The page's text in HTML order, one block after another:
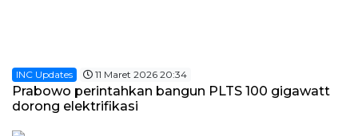
INC Updates 11 Maret 2026 20:34
Prabowo perintahkan bangun PLTS 100 gigawatt
dorong elektrifikasi